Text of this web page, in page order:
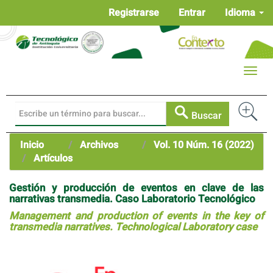
Contenido
principal
Idioma
Registrarse Entrar
Buscar
Toggle
Inicio Archivos
Vol. 10 Núm. 16 (2022)
Artículos
Gestión y producción de eventos en clave de las
narrativas transmedia. Caso Laboratorio Tecnológico
Management and production of events in the key of
transmedia narratives. Technological Laboratory case